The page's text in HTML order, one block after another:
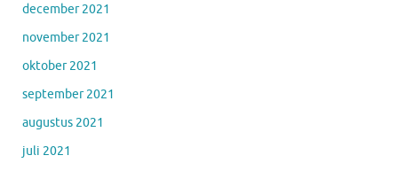
december 2021
november 2021
oktober 2021
september 2021
augustus 2021
juli 2021